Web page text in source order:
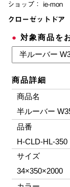
ショップ： ie-mon
クローゼットドア